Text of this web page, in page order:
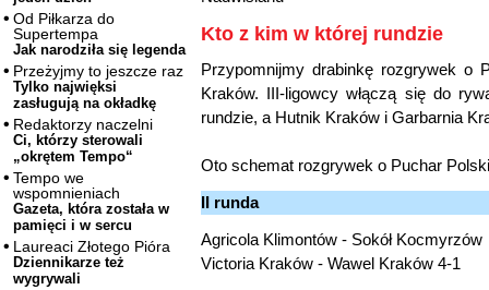
Od Piłkarza do
Supertempa
Jak narodziła się legenda
Przeżyjmy to jeszcze raz
Tylko najwięksi
zasługują na okładkę
Redaktorzy naczelni
Ci, którzy sterowali
„okrętem Tempo“
Tempo we
wspomnieniach
Gazeta, która została w
pamięci i w sercu
Laureaci Złotego Pióra
Dziennikarze też
wygrywali
Kto z kim w której rundzie
Przypomnijmy drabinkę rozgrywek o
Kraków. III-ligowcy włączą się do
rundzie, a Hutnik Kraków i Garbarnia
Oto schemat rozgrywek o Puchar
II runda
Agricola Klimontów - Sokół Kocmyrzów
Victoria Kraków - Wawel Kraków 4-1